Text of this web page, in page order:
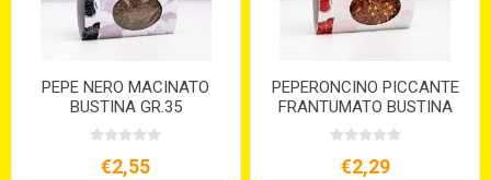
PEPE NERO MACINATO
BUSTINA GR.35
€2,55
PEPERONCINO PICCANTE
FRANTUMATO BUSTINA
GR.35
€2,29